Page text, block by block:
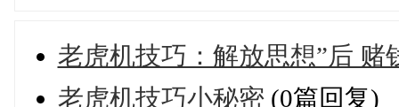
老虎机技巧：解放思想”后 赌
老虎机技巧小秘密(0篇回复)